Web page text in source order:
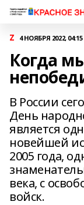
Z 4 НОЯБРЯ 2022, 04:15
Когда
В России
День
является
новейшей
2005 года,
века, с
войск.